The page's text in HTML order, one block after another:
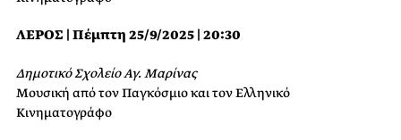
ΛΕΡΟΣ | Πέμπτη 25/9/2025 | 20:30
Δημοτικό Σχολείο Αγ. Μαρίνας
Μουσική από τον Παγκόσμιο και τον Ελληνικό
Κινηματογράφο